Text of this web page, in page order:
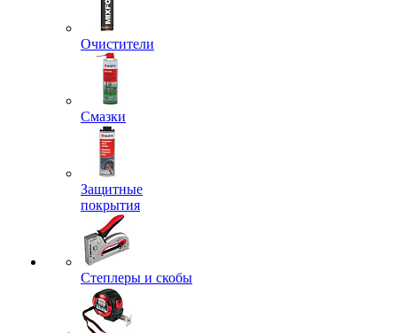
Очистители
Смазки
Защитные
покрытия
Степлеры и скобы